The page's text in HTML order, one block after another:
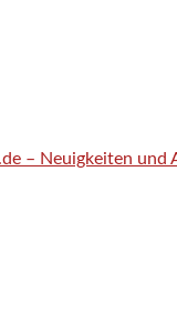
– Neuigkeiten